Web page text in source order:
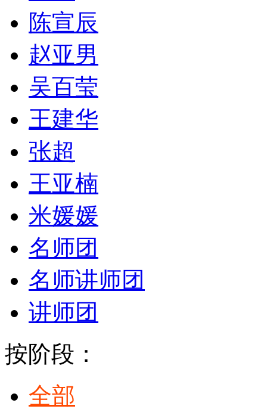
陈宣辰
赵亚男
吴百莹
王建华
张超
王亚楠
米媛媛
名师团
名师讲师团
讲师团
按阶段：
全部